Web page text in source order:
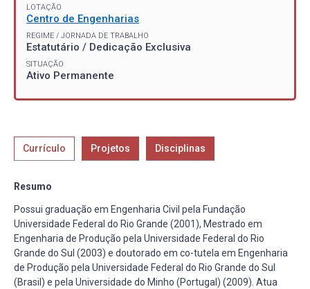
LOTAÇÃO
Centro de Engenharias
REGIME / JORNADA DE TRABALHO
Estatutário / Dedicação Exclusiva
SITUAÇÃO
Ativo Permanente
Currículo Projetos Disciplinas
Resumo
Possui graduação em Engenharia Civil pela Fundação
Universidade Federal do Rio Grande (2001), Mestrado em
Engenharia de Produção pela Universidade Federal do Rio
Grande do Sul (2003) e doutorado em co-tutela em Engenharia
de Produção pela Universidade Federal do Rio Grande do Sul
(Brasil) e pela Universidade do Minho (Portugal) (2009). Atua